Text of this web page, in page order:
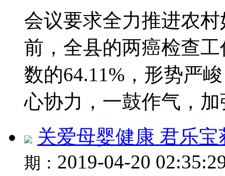
会议要求全力推进农
前，全县的两癌检查
数的64.11%，形势严
心协力，一鼓作气，
关爱母婴健康 君乐
期： 2019-04-20